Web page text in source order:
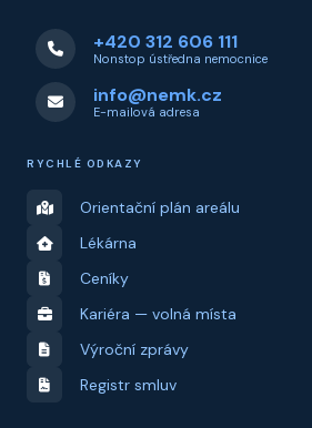
+420 312 606 111
Nonstop ústředna nemocnice
info@nemk.cz
E-mailová adresa
RYCHLÉ ODKAZY
Orientační plán areálu
Lékárna
Ceníky
Kariéra — volná místa
Výroční zprávy
Registr smluv